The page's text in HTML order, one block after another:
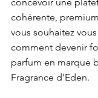
cohérente,
vous souhaitez
comment devenir
parfum en marque
Fragrance d’Eden.